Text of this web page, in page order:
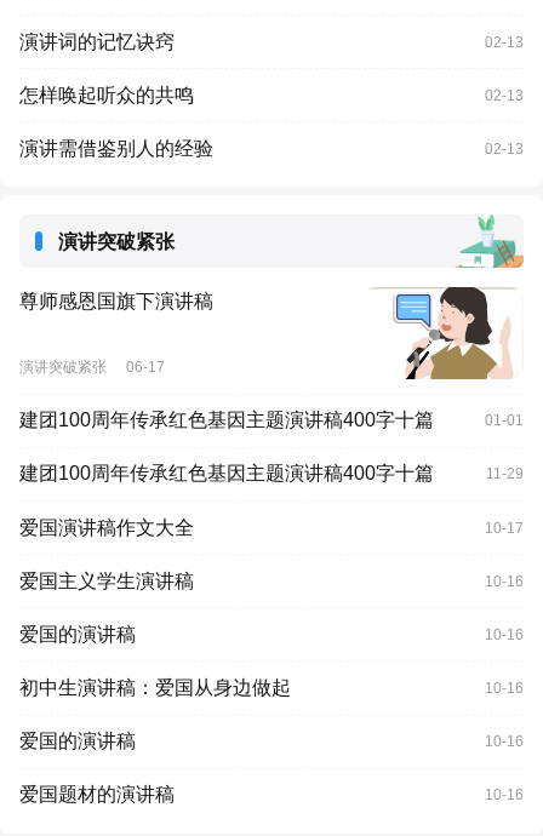
演讲词的记忆诀窍 02-13
怎样唤起听众的共鸣 02-13
演讲需借鉴别人的经验 02-13
演讲突破紧张
尊师感恩国旗下演讲稿
演讲突破紧张 06-17
建团100周年传承红色基因主题演讲稿400字十篇 01-01
建团100周年传承红色基因主题演讲稿400字十篇 11-29
爱国演讲稿作文大全 10-17
爱国主义学生演讲稿 10-16
爱国的演讲稿 10-16
初中生演讲稿：爱国从身边做起 10-16
爱国的演讲稿 10-16
爱国题材的演讲稿 10-16